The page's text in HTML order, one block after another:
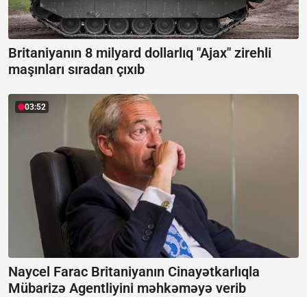
Britaniyanın 8 milyard dollarlıq "Ajax" zirehli
maşınları sıradan çıxıb
03:52
Naycel Farac Britaniyanın Cinayətkarlıqla
Mübarizə Agentliyini məhkəməyə verib